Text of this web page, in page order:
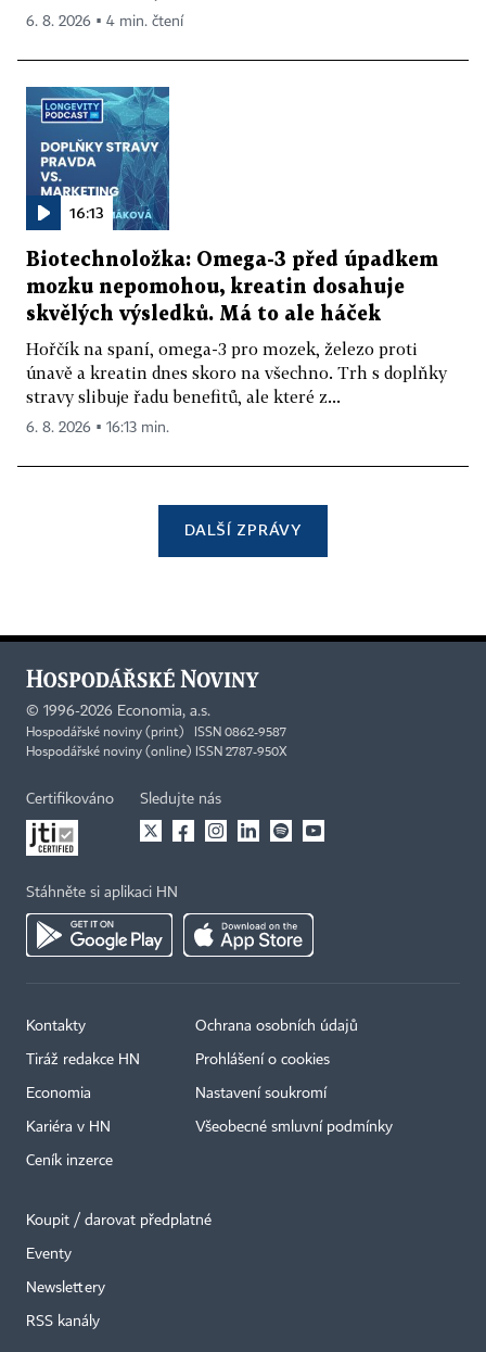
6. 8. 2026 ▪ 4 min. čtení
16:13
Biotechnoložka: Omega-3 před úpadkem
mozku nepomohou, kreatin dosahuje
skvělých výsledků. Má to ale háček
Hořčík na spaní, omega-3 pro mozek, železo proti
únavě a kreatin dnes skoro na všechno. Trh s doplňky
stravy slibuje řadu benefitů, ale které z...
6. 8. 2026 ▪ 16:13 min.
DALŠÍ ZPRÁVY
© 1996-2026 Economia, a.s.
Hospodářské noviny (print) ISSN 0862-9587
Hospodářské noviny (online) ISSN 2787-950X
Certifikováno Sledujte nás
Stáhněte si aplikaci HN
Kontakty
Tiráž redakce HN
Economia
Kariéra v HN
Ceník inzerce
Ochrana osobních údajů
Prohlášení o cookies
Nastavení soukromí
Všeobecné smluvní podmínky
Koupit / darovat předplatné
Eventy
Newslettery
RSS kanály